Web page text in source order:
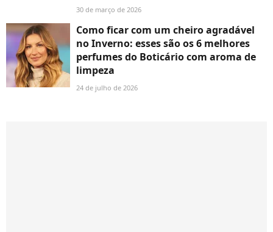
30 de março de 2026
Como ficar com um cheiro agradável
no Inverno: esses são os 6 melhores
perfumes do Boticário com aroma de
limpeza
24 de julho de 2026